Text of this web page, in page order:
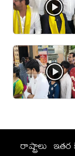
రాష్ట్రాలు ఇతర